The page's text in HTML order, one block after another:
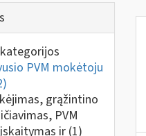
PVM mokėtoju
grąžintino
PVM
ir(1)